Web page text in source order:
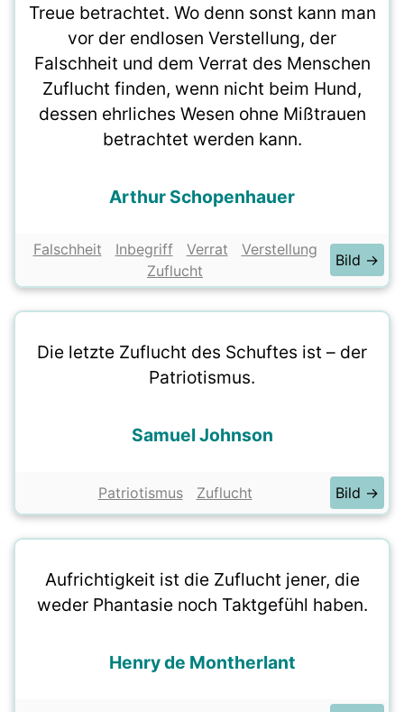
Treue betrachtet. Wo denn sonst kann man
vor der endlosen Verstellung, der
Falschheit und dem Verrat des Menschen
Zuflucht finden, wenn nicht beim Hund,
dessen ehrliches Wesen ohne Mißtrauen
betrachtet werden kann.
Arthur Schopenhauer
Falschheit Inbegriff Verrat
Verstellung
Zuflucht
Bild →
Die letzte Zuflucht des Schuftes ist – der
Patriotismus.
Samuel Johnson
Patriotismus Zuflucht Bild →
Aufrichtigkeit ist die Zuflucht jener, die
weder Phantasie noch Taktgefühl haben.
Henry de Montherlant